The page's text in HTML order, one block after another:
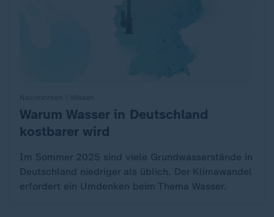
:
Warum Wasser in Deutschland
kostbarer wird
Im Sommer 2025 sind viele Grundwasserstände in
Deutschland niedriger als üblich. Der Klimawandel
erfordert ein Umdenken beim Thema Wasser.